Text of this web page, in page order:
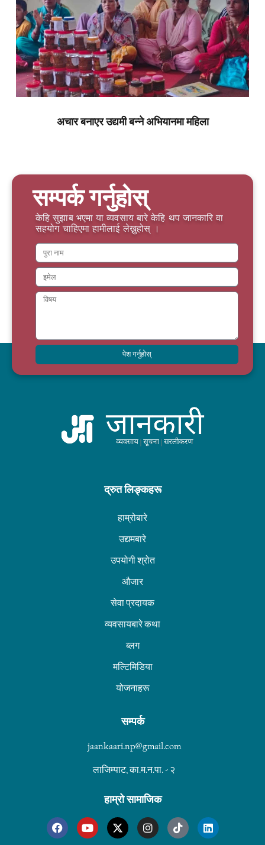
अचार बनाएर उद्यमी बन्ने अभियानमा महिला
सम्पर्क गर्नुहोस्
केहि सुझाब भएमा या व्यवसाय बारे केहि थप जानकारि वा
सहयोग चाहिएमा हामीलाई लेख्नुहोस् ।
पेश गर्नुहोस्
द्रुत लिङ्कहरू
हाम्रोबारे
उद्यमबारे
उपयोगी श्रोत
औजार
सेवा प्रदायक
व्यवसायबारे कथा
ब्लग
मल्टिमिडिया
योजनाहरू
सम्पर्क
jaankaari.np@gmail.com
लाजिम्पाट, का.म.न.पा. - २
हाम्रो सामाजिक